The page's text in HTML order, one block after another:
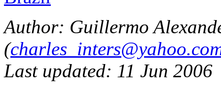
Author: Guillermo
(
Last updated: 11 Jun 2006